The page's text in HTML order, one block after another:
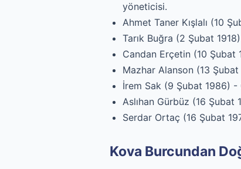
yöneticisi.
Ahmet Taner Kışlalı (10
Tarık Buğra (2 Şubat
Candan Erçetin (10 Şubat
Mazhar Alanson (13
İrem Sak (9 Şubat 1986) -
Aslıhan Gürbüz (16
Serdar Ortaç (16 Şubat
Kova Burcundan